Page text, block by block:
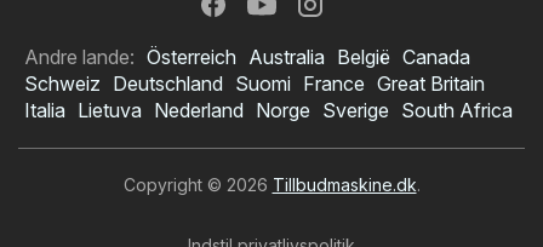
Andre lande: Österreich Australia België Canada
Schweiz Deutschland Suomi France Great Britain
Italia Lietuva Nederland Norge Sverige South Africa
Copyright © 2026 Tillbudmaskine.dk.